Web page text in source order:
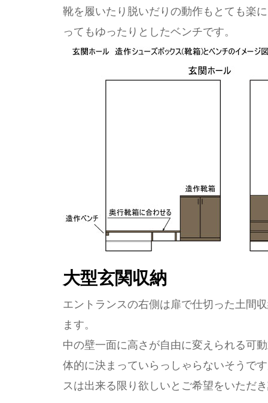
靴を履いたり脱いだりの動作もとても楽
ってもゆったりとしたベンチです。
大型玄関収納
エントランスの右側は扉で仕切った土間
ます。
中の壁一面に高さが自由に変えられる可
体的に決まっていらっしゃらないそうで
スは出来る限り欲しいとご希望をいただ